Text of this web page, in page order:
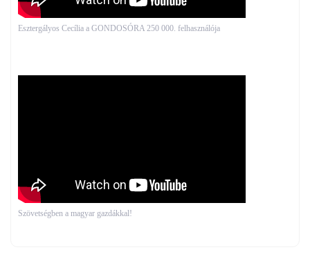
Esztergályos Cecília a GONDOSÓRA 250 000. felhasználója
Szövetségben a magyar gazdákkal!